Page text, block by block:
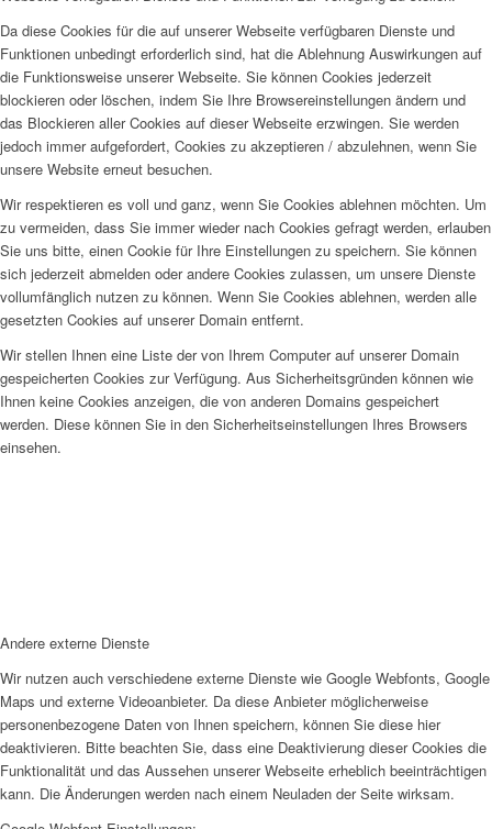
Da diese Cookies für die auf unserer Webseite verfügbaren Dienste und
Funktionen unbedingt erforderlich sind, hat die Ablehnung Auswirkungen auf
die Funktionsweise unserer Webseite. Sie können Cookies jederzeit
blockieren oder löschen, indem Sie Ihre Browsereinstellungen ändern und
das Blockieren aller Cookies auf dieser Webseite erzwingen. Sie werden
jedoch immer aufgefordert, Cookies zu akzeptieren / abzulehnen, wenn Sie
unsere Website erneut besuchen.
Wir respektieren es voll und ganz, wenn Sie Cookies ablehnen möchten. Um
zu vermeiden, dass Sie immer wieder nach Cookies gefragt werden, erlauben
Sie uns bitte, einen Cookie für Ihre Einstellungen zu speichern. Sie können
sich jederzeit abmelden oder andere Cookies zulassen, um unsere Dienste
vollumfänglich nutzen zu können. Wenn Sie Cookies ablehnen, werden alle
gesetzten Cookies auf unserer Domain entfernt.
Wir stellen Ihnen eine Liste der von Ihrem Computer auf unserer Domain
gespeicherten Cookies zur Verfügung. Aus Sicherheitsgründen können wie
Ihnen keine Cookies anzeigen, die von anderen Domains gespeichert
werden. Diese können Sie in den Sicherheitseinstellungen Ihres Browsers
einsehen.
Andere externe Dienste
Wir nutzen auch verschiedene externe Dienste wie Google Webfonts, Google
Maps und externe Videoanbieter. Da diese Anbieter möglicherweise
personenbezogene Daten von Ihnen speichern, können Sie diese hier
deaktivieren. Bitte beachten Sie, dass eine Deaktivierung dieser Cookies die
Funktionalität und das Aussehen unserer Webseite erheblich beeinträchtigen
kann. Die Änderungen werden nach einem Neuladen der Seite wirksam.